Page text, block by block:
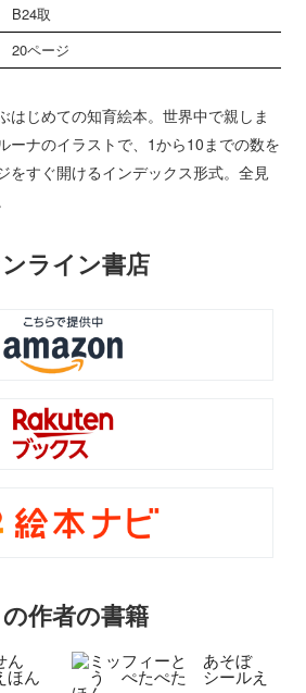
B24取
20ページ
はじめての知育絵本。世界中で親しま
ーナのイラストで、1から10までの数を
をすぐ開けるインデックス形式。全見
ライン書店
作者の書籍